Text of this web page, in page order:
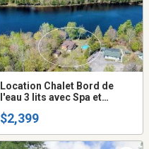
Location Chalet Bord de
l'eau 3 lits avec Spa et
$2,399